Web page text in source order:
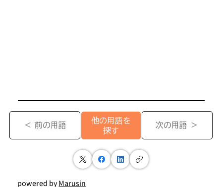
＜ 前の用語
他の用語を
探す
次の用語 ＞
powered byMarusin